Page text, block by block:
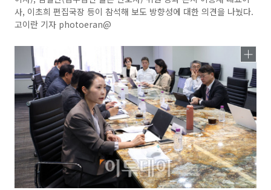
사, 이초희 편집국장 등이 참석해 보도 방향성에 대한 의견을 나눴다.
고이란 기자 photoeran@